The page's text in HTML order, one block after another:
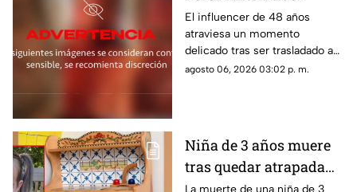
agresiones durante en
vivo de TikTok
El influencer de 48 años
atraviesa un momento
delicado tras ser trasladado a
un hospital por cuerpos de
agosto 06, 2026 03:02 p. m.
Niña de 3 años muere
tras quedar atrapada
en cocina de juguete
La muerte de una niña de 3